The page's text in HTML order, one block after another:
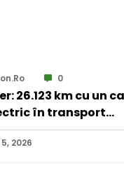
0
26.123 km cu un
în transport
2026